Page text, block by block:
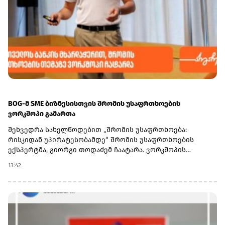
BOG-მ SME ბიზნესისთვის შრომის უსაფრთხოების
ვორკშოპი გამართა
შეხვედრა სახელწოდებით „შრომის უსაფრთხოება:
რისკიდან უპირატესობამდე“ შრომის უსაფრთხოების
ექსპერტმა, გიორგი თოდაძემ ჩაატარა. ვორკშოპის
სტანდარტების დანერგვა ბიზნესის მდგრადი
განვითარების, ფინანსური სტაბილურობისა და
რეპუტაციის გაძლიერების ინსტრუმენტად.ღონისძიებაზე
როგორიცაა უსაფრთხოების ეკონომიკა და ინვესტიციის
13:42